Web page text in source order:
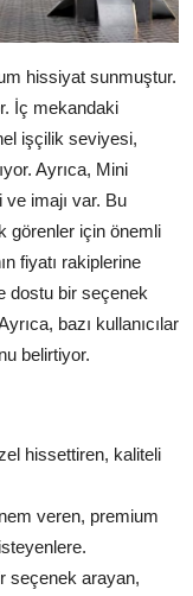
hissiyat sunmuştur.
İç mekandaki
işçilik seviyesi,
Ayrıca, Mini
ve imajı var. Bu
görenler için önemli
fiyatı rakiplerine
dostu bir seçenek
bazı kullanıcılar
belirtiyor.
hissettiren, kaliteli
veren, premium
seçenek arayan,